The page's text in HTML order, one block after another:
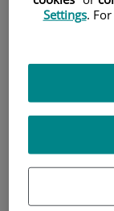
Settings.